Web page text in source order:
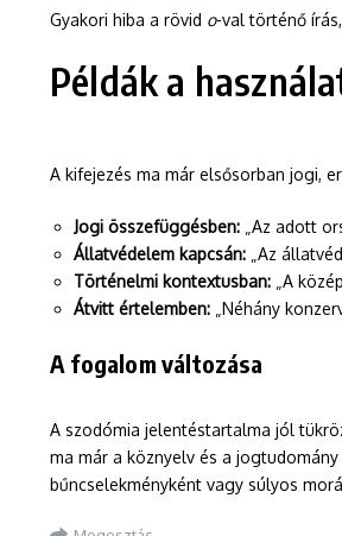
Gyakori hiba a rövid o-val történő
Példák a
A kifejezés ma már elsősorban jogi,
Jogi összefüggésben: „Az adott
Állatvédelem kapcsán: „Az
Történelmi kontextusban: „A
Átvitt értelemben: „Néhány
A fogalom változása
A szodómia jelentéstartalma jól
ma már a köznyelv és a
bűncselekményként vagy súlyos